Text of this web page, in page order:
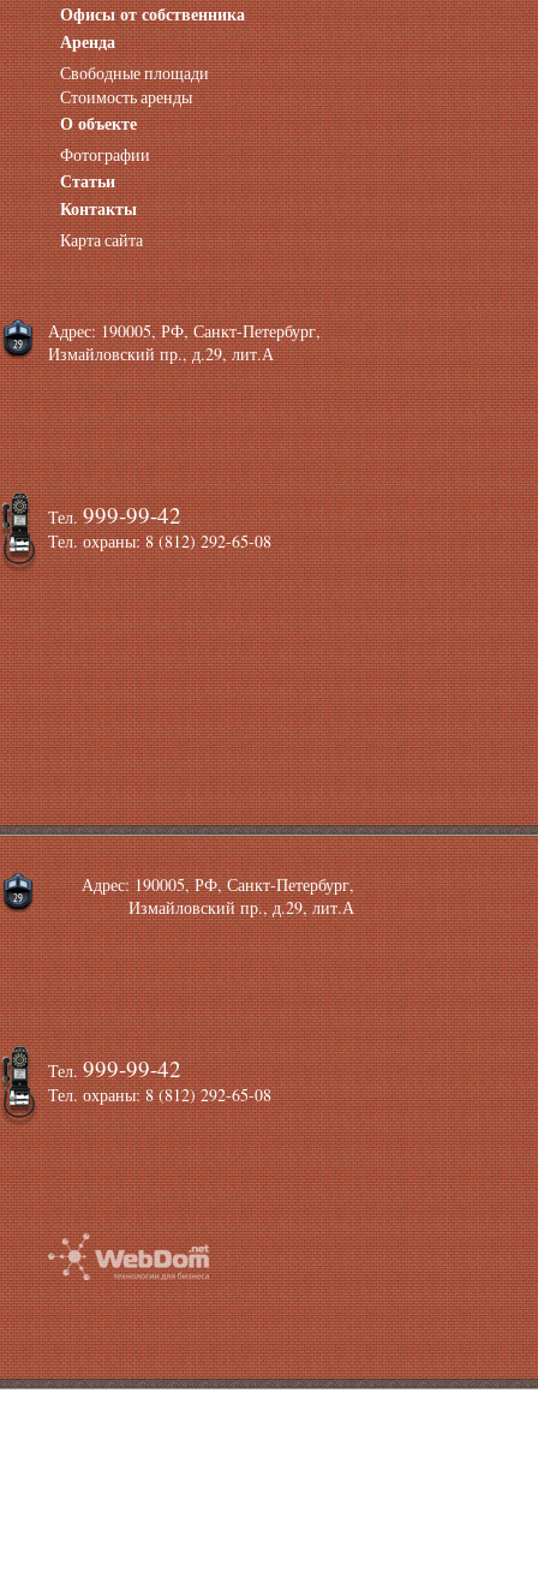
Офисы от собственника
Аренда нежилых помещений
Аренда помещений от собственника
Аренда конференц-зала СПб
Офисы у метро
Офисы в Адмиралтейском районе
Помещения с отдельным входом
Небольшие офисы
Аренда офиса около метро
Снять помещение у метро
Аренда помещений у метро
Аренда помещений район Адмиралтейский
Аренда офиса Технологический институт
Аренда помещений Фрунзенская
Аренда
Свободные площади
Стоимость аренды
О объекте
Фотографии
Статьи
Контакты
Карта сайта
Тел.999-99-42
Тел. охраны: 8 (812) 292-65-08
Адрес: 190005, РФ, Санкт-Петербург,
Измайловский пр., д.29, лит.А
Тел.999-99-42
Тел. охраны: 8 (812) 292-65-08
Адрес: 190005, РФ, Санкт-Петербург,
Измайловский пр., д.29, лит.А